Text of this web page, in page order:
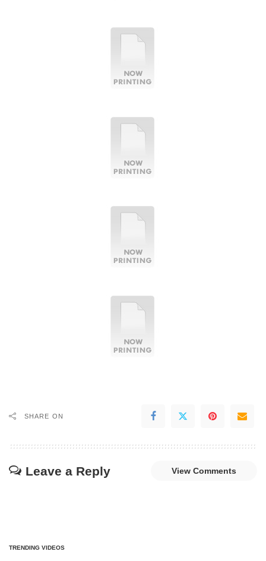
SHARE ON
Leave a Reply View Comments
TRENDING VIDEOS